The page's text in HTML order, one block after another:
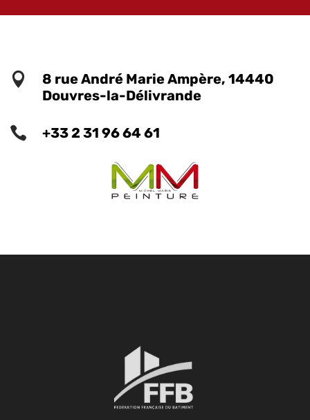

8 rue André Marie Ampère, 14440
Douvres-la-Délivrande
 +33 2 31 96 64 61